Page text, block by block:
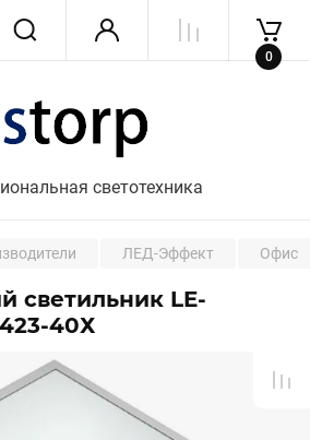
светотехника
0
ЛЕД-Эффект Офис
светильник LE-
40Х